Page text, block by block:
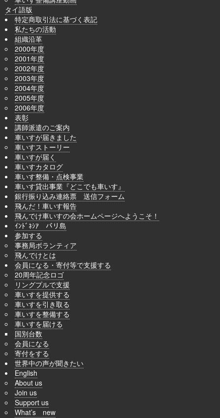
タイ語版
特定商取引法に基づく表記
私たちの活動
組織沿革
2000年度
2001年度
2002年度
2003年度
2004年度
2005年度
2006年度
表彰
講師派遣のご案内
車いすが届きました
車いすストーリー
車いすが届く
車いすカタログ
車いす整備・点検事業
車いす貸出事業『どこでも車いす』
銀行振り込み連絡票 送信フォーム
飛んだ！車いす報告
飛んでけ車いすの会ホームページへようこそ！
ｲﾝﾄﾞﾈｼｱ バリ島
参加する
事務局ボランティア
飛んでけとは
会員になる・寄付等で支援する
20周年記念ロゴ
リングプルで支援
車いすを提供する
車いすを引き取る
車いすを整備する
車いすを届ける
国別台数
会員になる
寄付をする
世界中の声が聞きたい
English
About us
Join us
Support us
What’s new